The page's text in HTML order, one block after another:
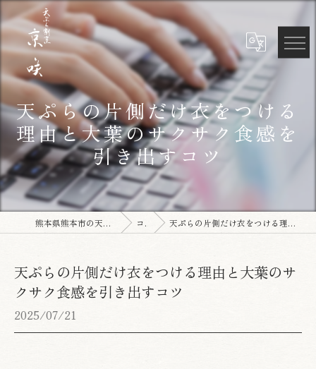
天ぷらの片側だけ衣をつける
理由と大葉のサクサク食感を
引き出すコツ
熊本県熊本市の天ぷらなら天ぷら割烹 京咲 コラム 天ぷらの片側だけ衣をつける理由と大葉のサクサク食感を引き出すコツ
天ぷらの片側だけ衣をつける理由と大葉のサ
クサク食感を引き出すコツ
2025/07/21